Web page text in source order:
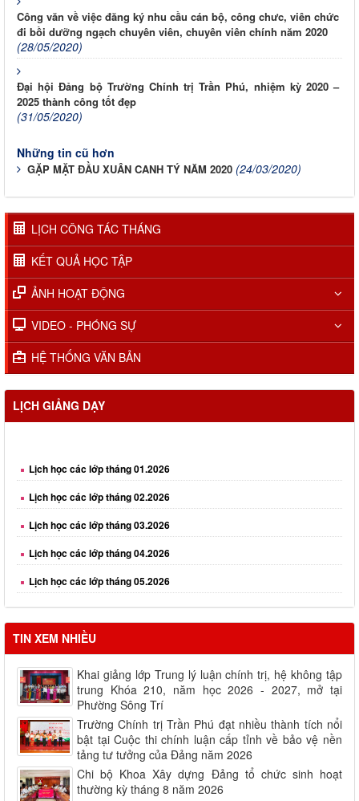
Công văn về việc đăng ký nhu cầu cán bộ, công chưc, viên chức
đi bồi dưỡng ngạch chuyên viên, chuyên viên chính năm 2020
(28/05/2020)
Đại hội Đảng bộ Trường Chính trị Trần Phú, nhiệm kỳ 2020 –
2025 thành công tốt đẹp
(31/05/2020)
Những tin cũ hơn
GẶP MẶT ĐẦU XUÂN CANH TÝ NĂM 2020 (24/03/2020)
LỊCH CÔNG TÁC THÁNG
KẾT QUẢ HỌC TẬP
ẢNH HOẠT ĐỘNG
VIDEO - PHÓNG SỰ
HỆ THỐNG VĂN BẢN
LỊCH GIẢNG DẠY
Lịch học các lớp tháng 02.2026
Lịch học các lớp tháng 03.2026
Lịch học các lớp tháng 04.2026
Lịch học các lớp tháng 05.2026
Lịch học các lớp tháng 06.2026
Lịch học các lớp tháng 08.2026
TIN XEM NHIỀU
Khai giảng lớp Trung lý luận chính trị, hệ không tập
trung Khóa 210, năm học 2026 - 2027, mở tại
Phường Sông Trí
Trường Chính trị Trần Phú đạt nhiều thành tích nổi
bật tại Cuộc thi chính luận cấp tỉnh về bảo vệ nền
tảng tư tưởng của Đảng năm 2026
Chi bộ Khoa Xây dựng Đảng tổ chức sinh hoạt
thường kỳ tháng 8 năm 2026